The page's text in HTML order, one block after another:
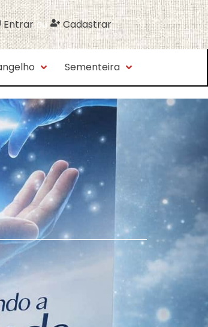
Entrar ou Cadastrar
Sementeira